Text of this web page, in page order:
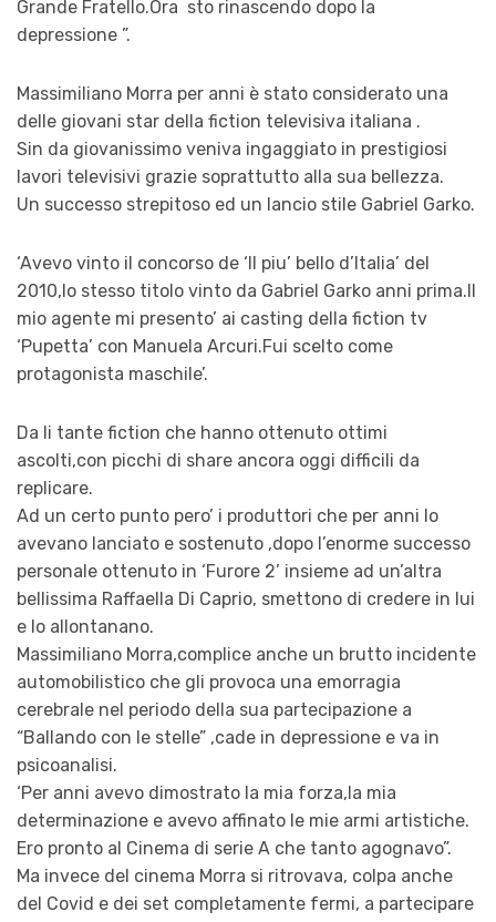
Grande Fratello.Ora sto rinascendo dopo la
depressione ”.
Massimiliano Morra per anni è stato considerato una
delle giovani star della fiction televisiva italiana .
Sin da giovanissimo veniva ingaggiato in prestigiosi
lavori televisivi grazie soprattutto alla sua bellezza.
Un successo strepitoso ed un lancio stile Gabriel Garko.
‘Avevo vinto il concorso de ‘Il piu’ bello d’Italia’ del
2010,lo stesso titolo vinto da Gabriel Garko anni prima.Il
mio agente mi presento’ ai casting della fiction tv
‘Pupetta’ con Manuela Arcuri.Fui scelto come
protagonista maschile’.
Da li tante fiction che hanno ottenuto ottimi
ascolti,con picchi di share ancora oggi difficili da
replicare.
Ad un certo punto pero’ i produttori che per anni lo
avevano lanciato e sostenuto ,dopo l’enorme successo
personale ottenuto in ‘Furore 2’ insieme ad un’altra
bellissima Raffaella Di Caprio, smettono di credere in lui
e lo allontanano.
Massimiliano Morra,complice anche un brutto incidente
automobilistico che gli provoca una emorragia
cerebrale nel periodo della sua partecipazione a
“Ballando con le stelle” ,cade in depressione e va in
psicoanalisi.
‘Per anni avevo dimostrato la mia forza,la mia
determinazione e avevo affinato le mie armi artistiche.
Ero pronto al Cinema di serie A che tanto agognavo”.
Ma invece del cinema Morra si ritrovava, colpa anche
del Covid e dei set completamente fermi, a partecipare